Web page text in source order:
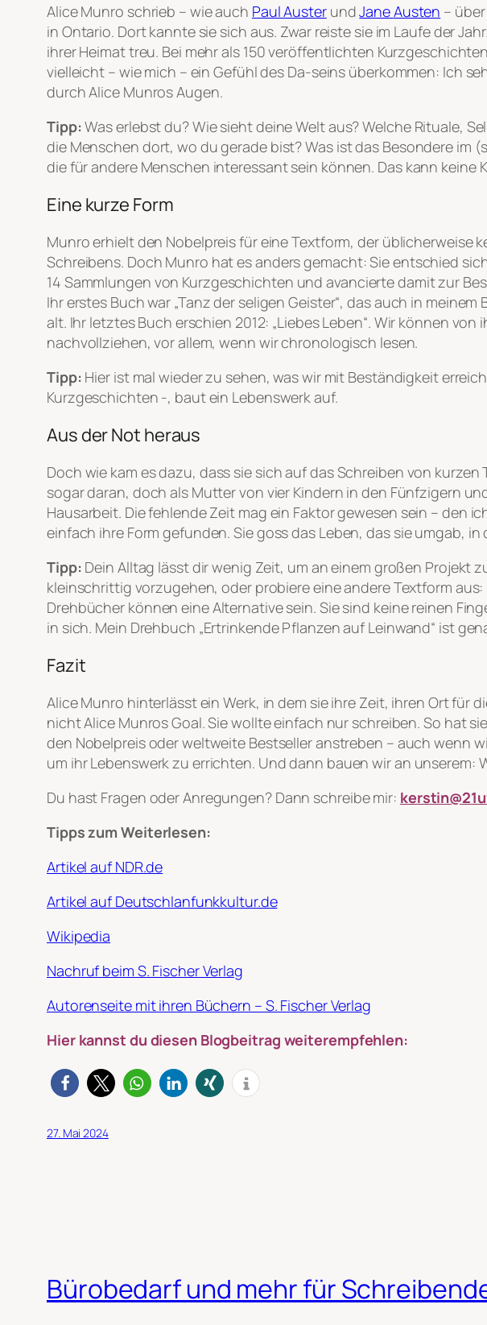
Alice Munro schrieb – wie auch Paul AusterundJane Austen –
in Ontario. Dort kannte sie sich aus. Zwar reiste sie im Laufe der
ihrer Heimat treu. Bei mehr als 150 veröffentlichten
vielleicht – wie mich – ein Gefühl des Da-seins überkommen: Ich
durch Alice Munros Augen.
Tipp:Was erlebstdu? Wie siehtdeineWelt aus? Welche Rituale,
die Menschen dort, wo du gerade bist? Was ist das Besondere im
die für andere Menschen interessant sein können. Das kann keine
Eine kurze Form
Munro erhielt den Nobelpreis für eine Textform, der üblicherweise
Schreibens. Doch Munro hat es anders gemacht: Sie entschied
14 Sammlungen von Kurzgeschichten und avancierte damit zur
Ihr erstes Buch war „Tanz der seligen Geister“, das auch in
alt. Ihr letztes Buch erschien 2012: „Liebes Leben“. Wir können
nachvollziehen, vor allem, wenn wir chronologisch lesen.
Tipp: Hier ist mal wieder zu sehen, was wir mit Beständigkeit
Kurzgeschichten -, baut ein Lebenswerk auf.
Aus der Not heraus
Doch wie kam es dazu, dass sie sich auf das Schreiben von
sogar daran, doch als Mutter von vier Kindern in den Fünfzigern
Hausarbeit. Die fehlende Zeit mag ein Faktor gewesen sein – den
einfach ihre Form gefunden. Sie goss das Leben, das sie umgab,
Tipp: Dein Alltag lässt dir wenig Zeit, um an einem großen Projekt
kleinschrittig vorzugehen, oder probiere eine andere Textform
Drehbücher können eine Alternative sein. Sie sind keine reinen
in sich. Mein Drehbuch „Ertrinkende Pflanzen auf Leinwand“ ist
Fazit
Alice Munro hinterlässt ein Werk, in dem sie ihre Zeit, ihren Ort
nicht Alice Munros Goal. Sie wollte einfach nur schreiben. So hat
den Nobelpreis oder weltweite Bestseller anstreben – auch wenn
um ihr Lebenswerk zu errichten. Und dann bauen wir an unserem:
Du hast Fragen oder Anregungen? Dann schreibe mir:
Tipps zum Weiterlesen:
Artikel auf NDR.de
Artikel auf Deutschlanfunkkultur.de
Wikipedia
Nachruf beim S. Fischer Verlag
Autorenseite mit ihren Büchern – S. Fischer Verlag
Hier kannst du diesen Blogbeitrag weiterempfehlen:
27. Mai 2024
Bürobedarf und mehr für